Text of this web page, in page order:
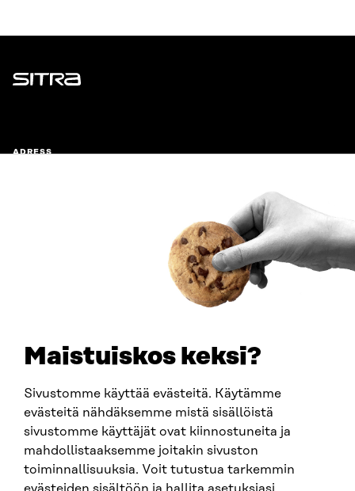
Maistuiskos keksi?
Sivustomme käyttää evästeitä. Käytämme
evästeitä nähdäksemme mistä sisällöistä
sivustomme käyttäjät ovat kiinnostuneita ja
mahdollistaaksemme joitakin sivuston
toiminnallisuuksia. Voit tutustua tarkemmin
Sitra
ADRESS
fornamn.efternamn@sitra.fi
SITRA PÅ SOCIALA MEDIER
LinkedIn
Instagram